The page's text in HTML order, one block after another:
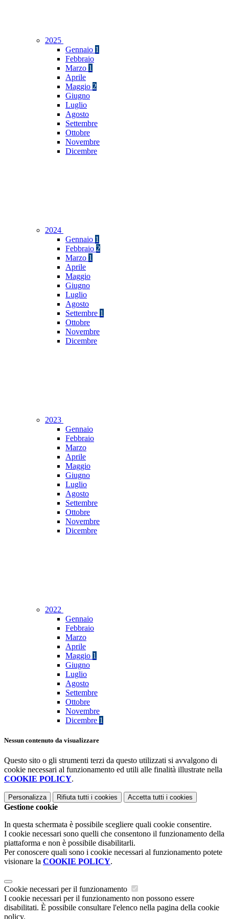
2025
Gennaio 1
Febbraio
Marzo 1
Aprile
Maggio 2
Giugno
Luglio
Agosto
Settembre
Ottobre
Novembre
Dicembre
2024
Gennaio 1
Febbraio 2
Marzo 1
Aprile
Maggio
Giugno
Luglio
Agosto
Settembre 1
Ottobre
Novembre
Dicembre
2023
Gennaio
Febbraio
Marzo
Aprile
Maggio
Giugno
Luglio
Agosto
Settembre
Ottobre
Novembre
Dicembre
2022
Gennaio
Febbraio
Marzo
Aprile
Maggio 1
Giugno
Luglio
Agosto
Settembre
Ottobre
Novembre
Dicembre 1
Nessun contenuto da visualizzare
Questo sito o gli strumenti terzi da questo utilizzati si avvalgono di
cookie necessari al funzionamento ed utili alle finalità illustrate nella
COOKIE POLICY.
Personalizza Rifiuta tutti i cookies Accetta tutti i cookies
Gestione cookie
In questa schermata è possibile scegliere quali cookie consentire.
I cookie necessari sono quelli che consentono il funzionamento della
piattaforma e non è possibile disabilitarli.
Per conoscere quali sono i cookie necessari al funzionamento potete
visionare la COOKIE POLICY.
Cookie necessari per il funzionamento
I cookie necessari per il funzionamento non possono essere
disabilitati. È possibile consultare l'elenco nella pagina della cookie
policy.